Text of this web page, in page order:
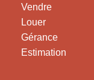
Vendre
Louer
Gérance
Estimation